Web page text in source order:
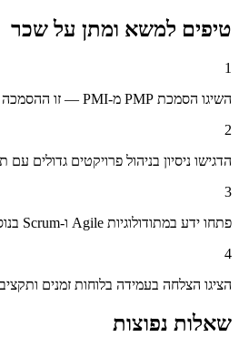
טיפים למשא ומתן על שכר
1
השיגו הסמכת PMP מ-PMI — זו ההסמכה המבוקשת ביותר בתחום
2
הדגישו ניסיון בניהול פרויקטים גדולים
3
פתחו ידע במתודולוגיות Agile ו-Scrum בנוסף ל-Waterfall
4
הציגו הצלחה בעמידה בלוחות זמנים
שאלות נפוצות